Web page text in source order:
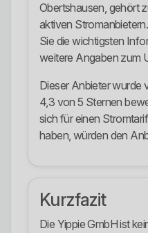
Obertshausen, gehört
aktiven
Sie die wichtigsten
weitere Angaben zum
Dieser Anbieter wurde
4,3 von 5 Sternen
sich für einen
haben, würden den
Kurzfazit
Die Yippie GmbH ist